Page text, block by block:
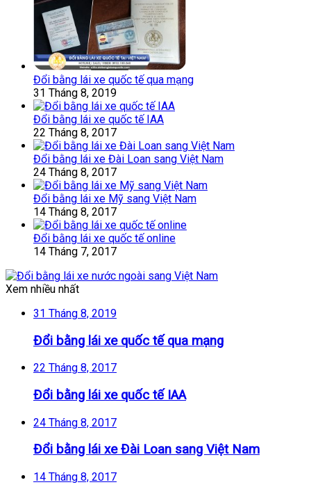
Đổi bằng lái xe quốc tế qua mạng
31 Tháng 8, 2019
Đổi bằng lái xe quốc tế IAA
22 Tháng 8, 2017
Đổi bằng lái xe Đài Loan sang Việt Nam
24 Tháng 8, 2017
Đổi bằng lái xe Mỹ sang Việt Nam
14 Tháng 8, 2017
Đổi bằng lái xe quốc tế online
14 Tháng 7, 2017
Xem nhiều nhất
31 Tháng 8, 2019
Đổi bằng lái xe quốc tế qua mạng
22 Tháng 8, 2017
Đổi bằng lái xe quốc tế IAA
24 Tháng 8, 2017
Đổi bằng lái xe Đài Loan sang Việt Nam
14 Tháng 8, 2017